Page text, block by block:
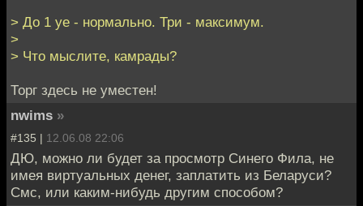
> До 1 уе - нормально. Три - максимум.
>
> Что мыслите, камрады?
Торг здесь не уместен!
nwims »
#135 | 12.06.08 22:06
ДЮ, можно ли будет за просмотр Синего Фила, не
имея виртуальных денег, заплатить из Беларуси?
Смс, или каким-нибудь другим способом?